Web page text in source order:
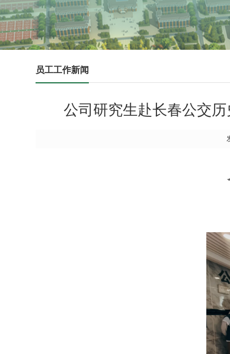
员工工作新闻
公司研究生赴长春公交